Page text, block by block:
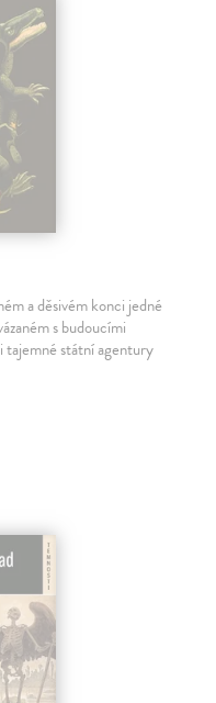
a děsivém konci jedné
s budoucími
tajemné státní agentury